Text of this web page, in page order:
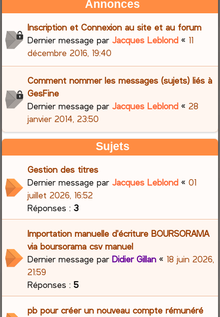
Annonces
Inscription et Connexion au site et au forum
Dernier message parJacques Leblond « 11
décembre 2016, 19:40
Comment nommer les messages (sujets) liés à
GesFine
Dernier message parJacques Leblond «28
janvier 2014, 23:50
Sujets
Gestion des titres
Dernier message parJacques Leblond «01
juillet 2026, 16:52
Réponses :3
Importation manuelle d'écriture BOURSORAMA
via boursorama csv manuel
Dernier message parDidier Gillan « 18 juin 2026,
21:59
Réponses :5
pb pour créer un nouveau compte rémunéré